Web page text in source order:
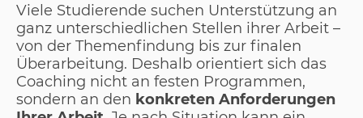
Viele Studierende suchen Unterstützung an
ganz unterschiedlichen Stellen ihrer Arbeit –
von der Themenfindung bis zur finalen
Überarbeitung. Deshalb orientiert sich das
Coaching nicht an festen Programmen,
sondern an den konkreten Anforderungen